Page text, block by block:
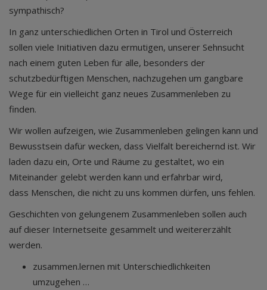
sympathisch?
In ganz unterschiedlichen Orten in Tirol und Österreich
sollen viele Initiativen dazu ermutigen, unserer Sehnsucht
nach einem guten Leben für alle, besonders der
schutzbedürftigen Menschen, nachzugehen um gangbare
Wege für ein vielleicht ganz neues Zusammenleben zu
finden.
Wir wollen aufzeigen, wie Zusammenleben gelingen kann und
Bewusstsein dafür wecken, dass Vielfalt bereichernd ist. Wir
laden dazu ein, Orte und Räume zu gestaltet, wo ein
Miteinander gelebt werden kann und erfahrbar wird,
dass Menschen, die nicht zu uns kommen dürfen, uns fehlen.
Geschichten von gelungenem Zusammenleben sollen auch
auf dieser Internetseite gesammelt und weitererzählt
werden.
zusammen.lernen mit Unterschiedlichkeiten
umzugehen …